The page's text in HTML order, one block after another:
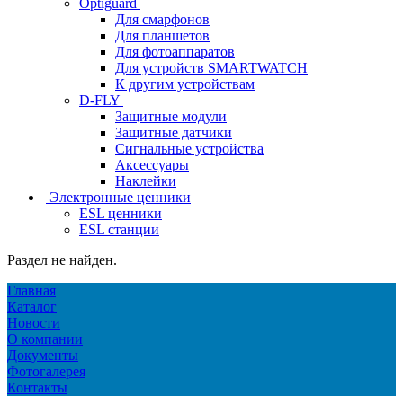
Для смарфонов
Для планшетов
Для фотоаппаратов
Для устройств SMARTWATCH
К другим устройствам
D-FLY
Защитные модули
Защитные датчики
Сигнальные устройства
Аксессуары
Наклейки
Электронные ценники
ESL ценники
ESL станции
Раздел не найден.
Главная
Каталог
Новости
О компании
Документы
Фотогалерея
Контакты